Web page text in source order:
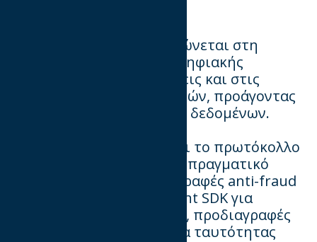
επικεντρώνεται στη
βελτίωση της αλυσίδας ψηφιακής
διαφήμισης, στις μετρήσεις και στις
εμπειρίες των καταναλωτών, προάγοντας
την υπεύθυνη χρήση των δεδομένων.
Το έργο του περιλαμβάνει το πρωτόκολλο
υποβολής προσφορών σε πραγματικό
χρόνο OpenRTB, προδιαγραφές anti-fraud
ads.txt, Open Measurement SDK για
προβολή και επαλήθευση, προδιαγραφές
βίντεο VAST και υπηρεσία ταυτότητας